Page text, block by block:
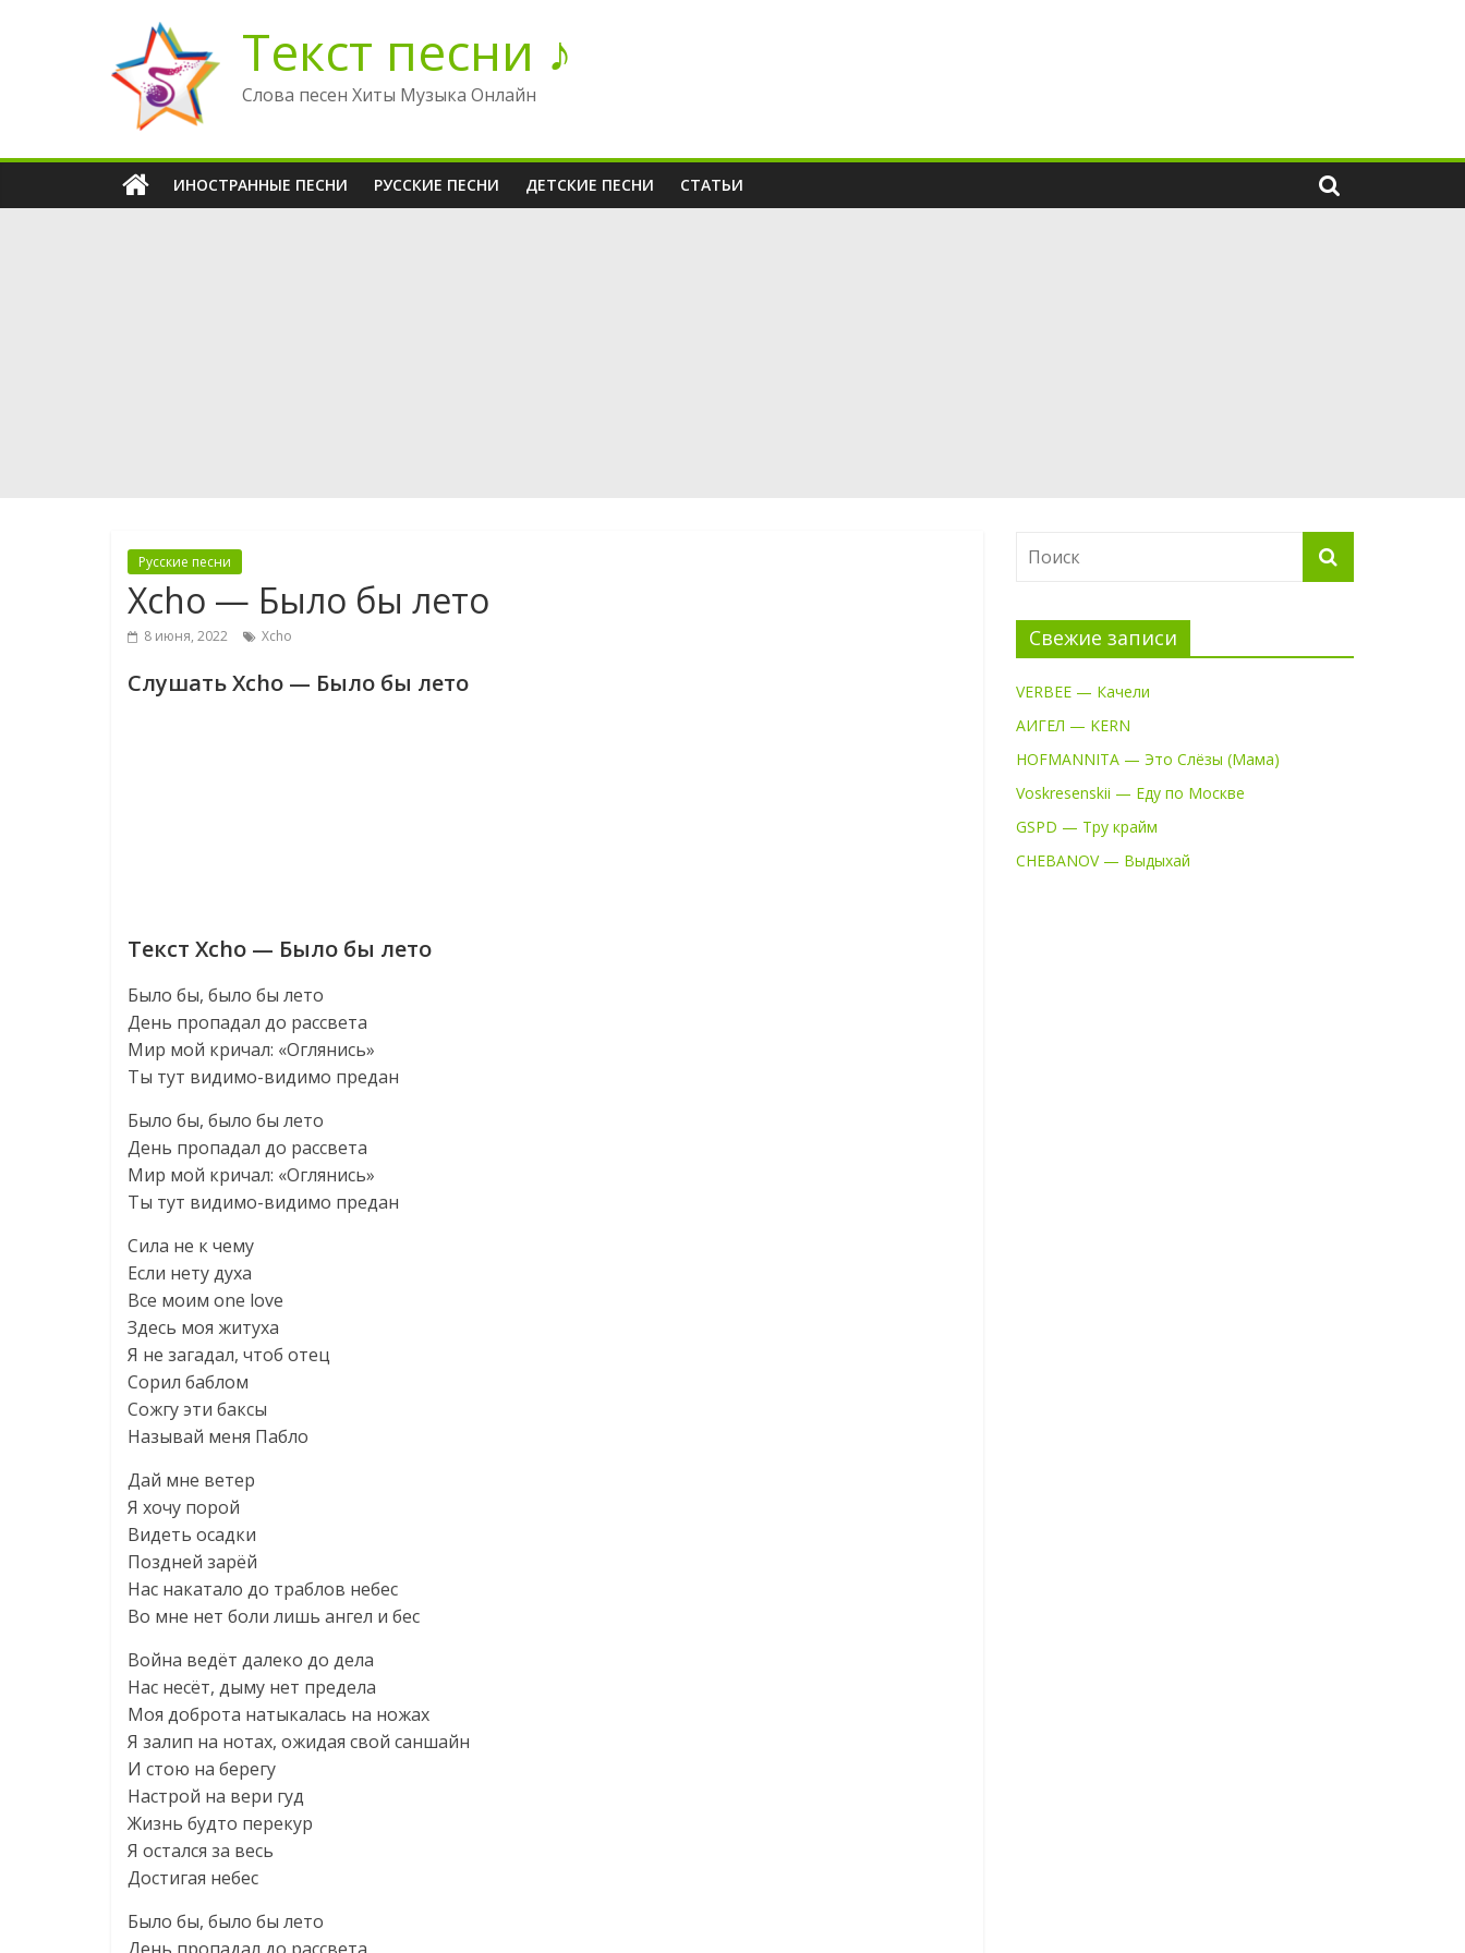
содержимому
Текст песни ♪
Слова песен Хиты Музыка Онлайн
ИНОСТРАННЫЕ ПЕСНИ РУССКИЕ ПЕСНИ ДЕТСКИЕ ПЕСНИ СТАТЬИ
Русские песни
Xcho — Было бы лето
8 июня, 2022 Xcho
Слушать Xcho — Было бы лето
Текст Xcho — Было бы лето
Было бы, было бы лето
День пропадал до рассвета
Мир мой кричал: «Оглянись»
Ты тут видимо-видимо предан
Было бы, было бы лето
День пропадал до рассвета
Мир мой кричал: «Оглянись»
Ты тут видимо-видимо предан
Сила не к чему
Если нету духа
Все моим one love
Здесь моя житуха
Я не загадал, чтоб отец
Сорил баблом
Сожгу эти баксы
Называй меня Пабло
Дай мне ветер
Я хочу порой
Видеть осадки
Поздней зарёй
Нас накатало до траблов небес
Во мне нет боли лишь ангел и бес
Война ведёт далеко до дела
Нас несёт, дыму нет предела
Моя доброта натыкалась на ножах
Я залип на нотах, ожидая свой саншайн
И стою на берегу
Настрой на вери гуд
Жизнь будто перекур
Я остался за весь
Достигая небес
Было бы, было бы лето
Свежие записи
VERBEE — Качели
АИГЕЛ — KERN
HOFMANNITA — Это Слёзы (Мама)
Voskresenskii — Еду по Москве
GSPD — Тру крайм
CHEBANOV — Выдыхай